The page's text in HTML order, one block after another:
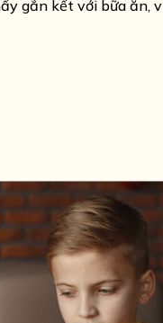
gắn kết với bữa ăn,